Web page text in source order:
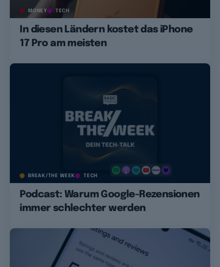
MONEY TECH
In diesen Ländern kostet das iPhone
17 Pro am meisten
BREAK/THE WEEK TECH
Podcast: Warum Google-Rezensionen
immer schlechter werden